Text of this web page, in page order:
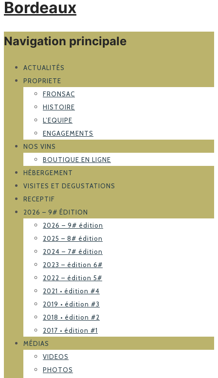
Navigation principale
ACTUALITÉS
PROPRIETE
FRONSAC
HISTOIRE
L’EQUIPE
ENGAGEMENTS
NOS VINS
BOUTIQUE EN LIGNE
HÉBERGEMENT
VISITES ET DEGUSTATIONS
RECEPTIF
2026 – 9# ÉDITION
2026 – 9# édition
2025 – 8# édition
2024 – 7# édition
2023 – édition 6#
2022 – édition 5#
2021 • édition #4
2019 • édition #3
2018 • édition #2
2017 • édition #1
MÉDIAS
VIDEOS
PHOTOS